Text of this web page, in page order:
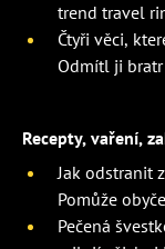
trend travel
Čtyři věci,
Odmítl ji bratr
Recepty, vaření,
Jak odstranit
Pomůže
Pečená